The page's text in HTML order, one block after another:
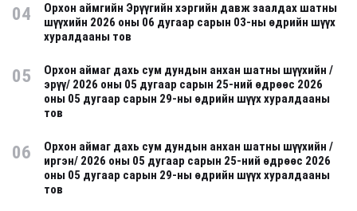
04
Орхон аймгийн Эрүүгийн хэргийн давж заалдах шатны
шүүхийн 2026 оны 06 дугаар сарын 03-ны өдрийн шүүх
хуралдааны тов
05
Орхон аймаг дахь сум дундын анхан шатны шүүхийн /
эрүү/ 2026 оны 05 дугаар сарын 25-ний өдрөөс 2026
оны 05 дугаар сарын 29-ны өдрийн шүүх хуралдааны
тов
06
Орхон аймаг дахь сум дундын анхан шатны шүүхийн /
иргэн/ 2026 оны 05 дугаар сарын 25-ний өдрөөс 2026
оны 05 дугаар сарын 29-ны өдрийн шүүх хуралдааны
тов